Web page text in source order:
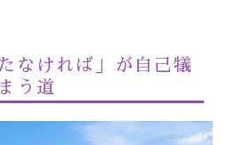
なければ」が自己犠
う道